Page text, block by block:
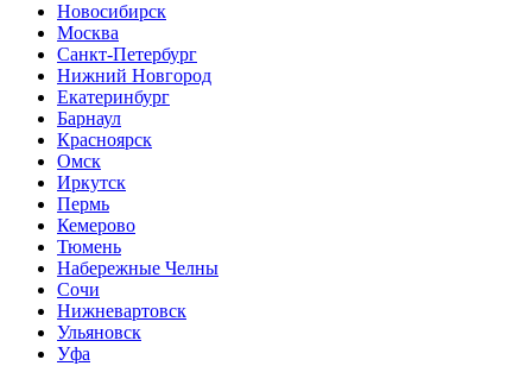
Новосибирск
Москва
Санкт-Петербург
Нижний Новгород
Екатеринбург
Барнаул
Красноярск
Омск
Иркутск
Пермь
Кемерово
Тюмень
Набережные Челны
Сочи
Нижневартовск
Ульяновск
Уфа